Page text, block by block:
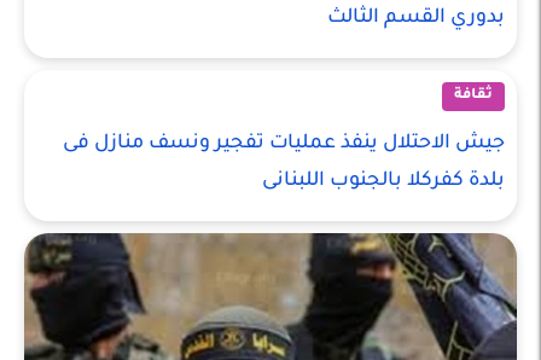
بدوري القسم الثالث
ثقافة
جيش الاحتلال ينفذ عمليات تفجير ونسف منازل فى
بلدة كفركلا بالجنوب اللبنانى